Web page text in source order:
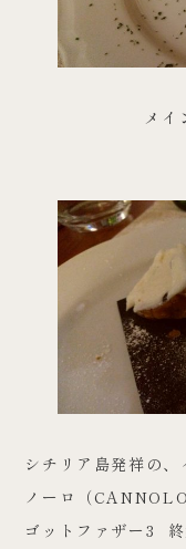
メイ
シチリア島発祥の
ノーロ（CANNOLO
ゴットファザー3